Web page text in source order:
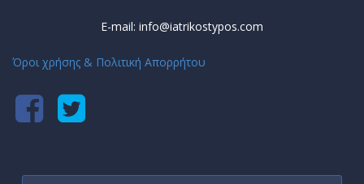
E-mail: info@iatrikostypos.com
Όροι χρήσης & Πολιτική Απορρήτου